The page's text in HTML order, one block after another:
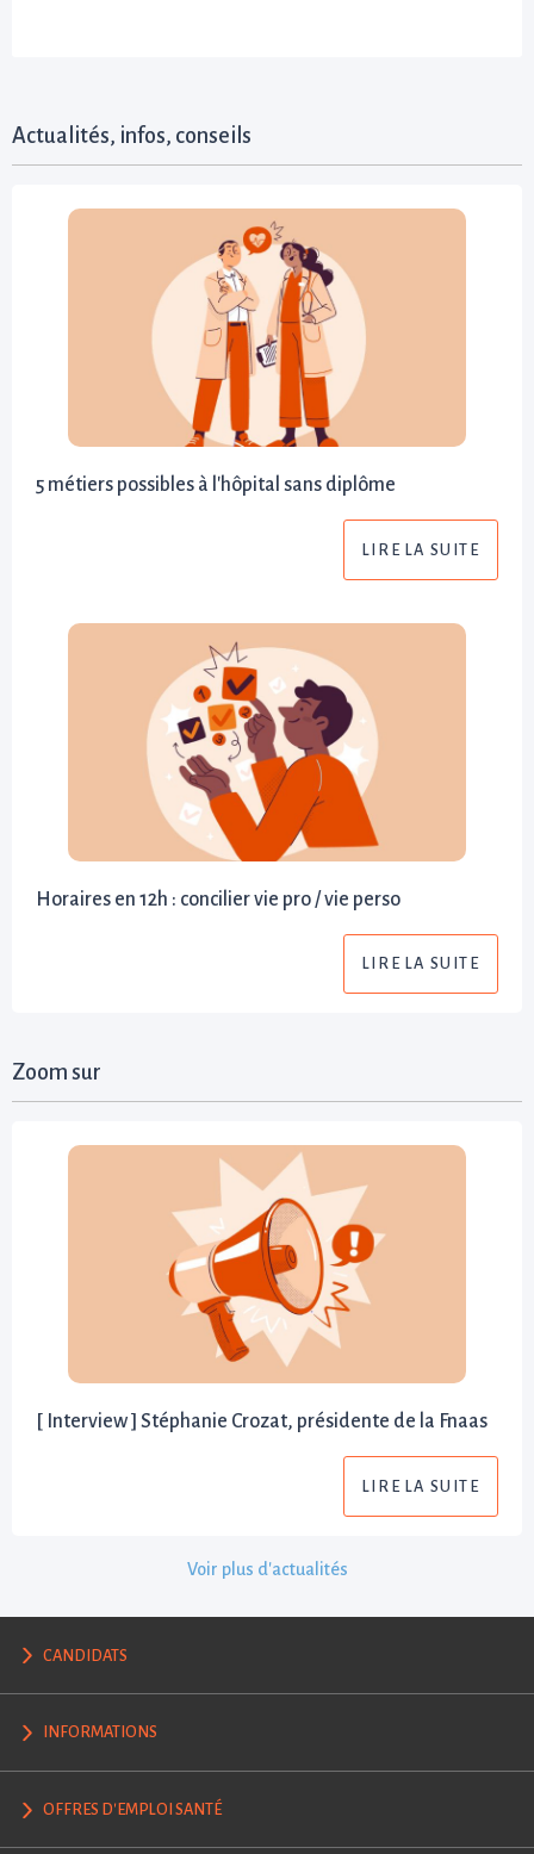
Actualités, infos, conseils
5 métiers possibles à l'hôpital sans diplôme
LIRE LA SUITE
Horaires en 12h : concilier vie pro / vie perso
LIRE LA SUITE
Zoom sur
[ Interview ] Stéphanie Crozat, présidente de la Fnaas
LIRE LA SUITE
Voir plus d'actualités
CANDIDATS
INFORMATIONS
OFFRES D'EMPLOI SANTÉ